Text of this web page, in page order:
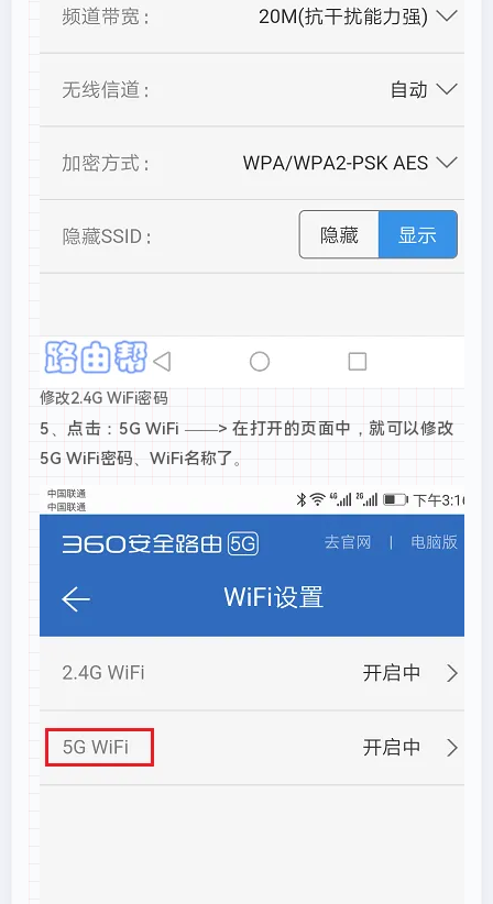
修改2.4G WiFi密码
5、点击：5G WiFi ——> 在打开的页面中，就可以修改
5G WiFi密码、WiFi名称了。